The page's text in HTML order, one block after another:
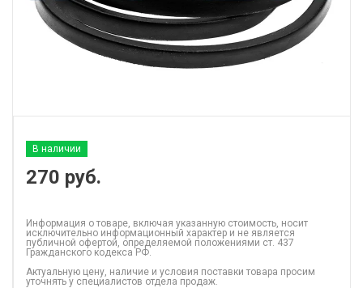
В наличии
270 руб.
Информация о товаре, включая указанную стоимость, носит
исключительно информационный характер и не является
публичной офертой, определяемой положениями ст. 437
Гражданского кодекса РФ.
Актуальную цену, наличие и условия поставки товара просим
уточнять у специалистов отдела продаж.